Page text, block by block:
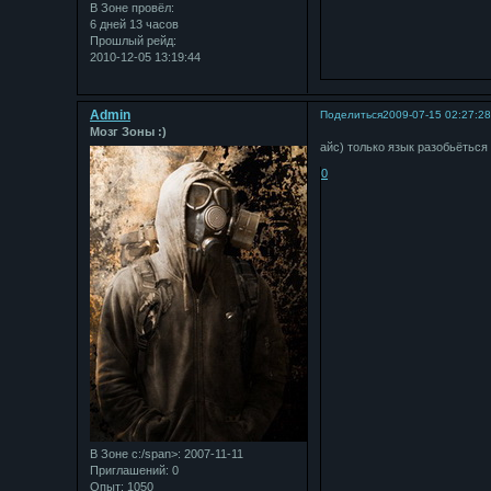
В Зоне провёл:
6 дней 13 часов
Прошлый рейд:
2010-12-05 13:19:44
Поделиться2009-07-15 02:27:28
Admin
Мозг Зоны :)
В Зоне с:/span>: 2007-11-11
Приглашений: 0
Опыт: 1050
айс) только язык разобьёться
0